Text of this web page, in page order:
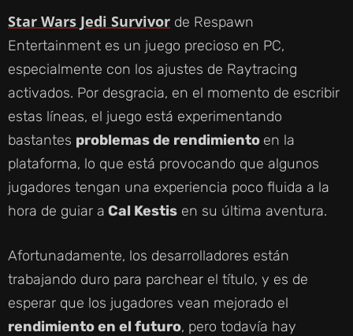
Star Wars Jedi Survivor de Respawn
Entertainment es un juego precioso en PC,
especialmente con los ajustes de Raytracing
activados. Por desgracia, en el momento de escribir
estas líneas, el juego está experimentando
bastantes problemas de rendimiento en la
plataforma, lo que está provocando que algunos
jugadores tengan una experiencia poco fluida a la
hora de guiar a Cal Kestis en su última aventura.
Afortunadamente, los desarrolladores están
trabajando duro para parchear el título, y es de
esperar que los jugadores vean mejorado el
rendimiento en el futuro, pero todavía hay